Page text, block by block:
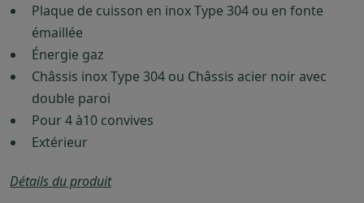
Plaque de cuisson en inox Type 304 ou en fonte
émaillée
Énergie gaz
Châssis inox Type 304 ou Châssis acier noir avec
double paroi
Pour 4 à10 convives
Extérieur
Détails du produit